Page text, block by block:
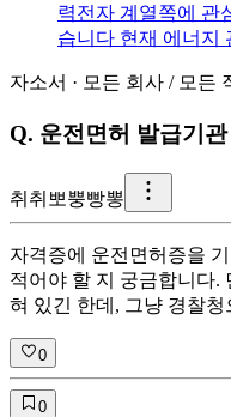
력전자 계열쪽에 관
습니다 현재 에너지
자소서 · 모든 회사 / 모든
Q. 운전면허 발급기관
취 취뽀뿡빵뽕
자격증에 운전면허증을
적어야 할 지 궁금합니다.
혀 있긴 한데, 그냥 경찰
0
0